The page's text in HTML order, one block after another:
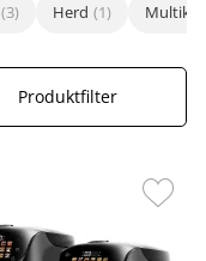
(3) Herd (1)
Produktfilter